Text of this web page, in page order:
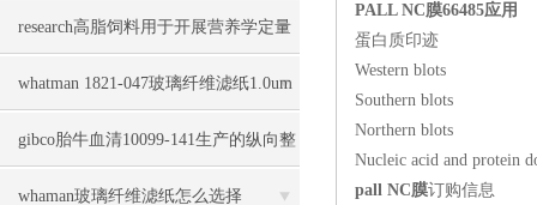
research高脂饲料用于开展营养学定量
或定性研究
whatman 1821-047玻璃纤维滤纸1.0um
几大特点
gibco胎牛血清10099-141生产的纵向整
体化管理
whaman玻璃纤维滤纸怎么选择
PALL NC膜66485应用
蛋白质印迹
Western blots
Southern blots
Northern blots
Nucleic acid and protein
pall NC膜订购信息